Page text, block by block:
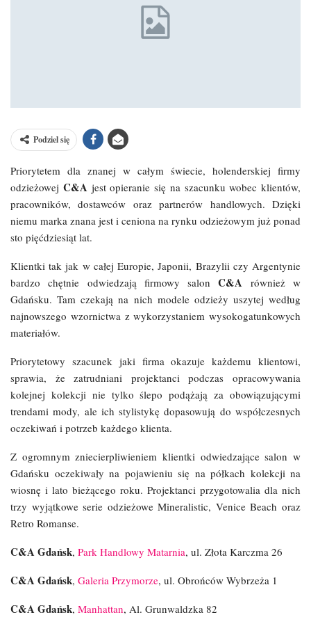
Podziel się
Priorytetem dla znanej w całym świecie, holenderskiej firmy
odzieżowej C&A jest opieranie się na szacunku wobec klientów,
pracowników, dostawców oraz partnerów handlowych. Dzięki
niemu marka znana jest i ceniona na rynku odzieżowym już ponad
sto pięćdziesiąt lat.
Klientki tak jak w całej Europie, Japonii, Brazylii czy Argentynie
bardzo chętnie odwiedzają firmowy salonC&A również w
Gdańsku. Tam czekają na nich modele odzieży uszytej według
najnowszego wzornictwa z wykorzystaniem wysokogatunkowych
materiałów.
Priorytetowy szacunek jaki firma okazuje każdemu klientowi,
sprawia, że zatrudniani projektanci podczas opracowywania
kolejnej kolekcji nie tylko ślepo podążają za obowiązującymi
trendami mody, ale ich stylistykę dopasowują do współczesnych
oczekiwań i potrzeb każdego klienta.
Z ogromnym zniecierpliwieniem klientki odwiedzające salon w
Gdańsku oczekiwały na pojawieniu się na półkach kolekcji na
wiosnę i lato bieżącego roku. Projektanci przygotowalia dla nich
trzy wyjątkowe serie odzieżowe Mineralistic, Venice Beach oraz
Retro Romanse.
C&A Gdańsk, Park Handlowy Matarnia, ul. Złota Karczma 26
C&A Gdańsk, Galeria Przymorze, ul. Obrońców Wybrzeża 1
C&A Gdańsk, Manhattan, Al. Grunwaldzka 82